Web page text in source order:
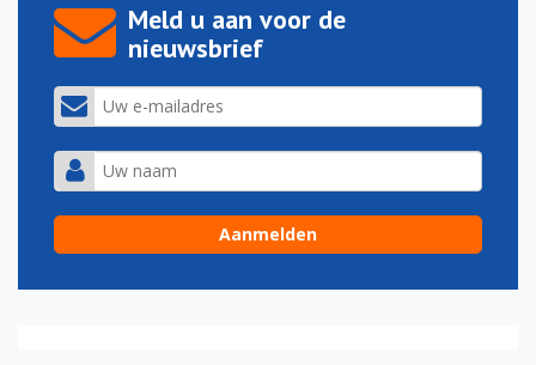
Meld u aan voor de
nieuwsbrief